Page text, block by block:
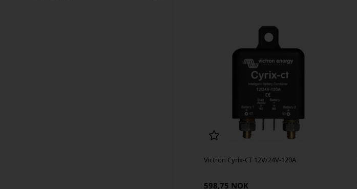
Victron Cyrix-CT 12V/24V-120A
598,75 NOK